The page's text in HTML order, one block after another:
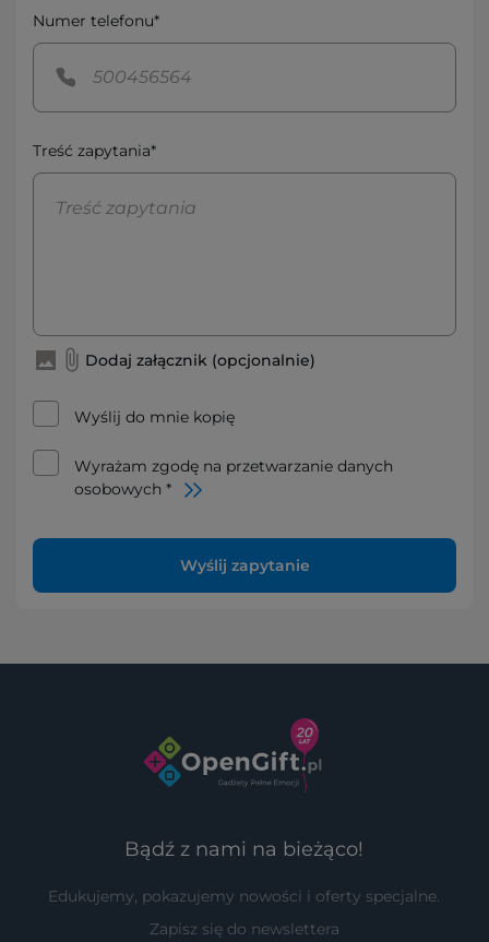
Numer telefonu*
Treść zapytania*
Dodaj załącznik (opcjonalnie)
Wyślij do mnie kopię
Wyrażam zgodę na przetwarzanie danych
osobowych *
Wyślij zapytanie
Bądź z nami na bieżąco!
Edukujemy, pokazujemy nowości i oferty specjalne.
Zapisz się do newslettera